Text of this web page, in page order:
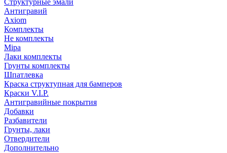
Структурные эмали
Антигравий
Axiom
Комплекты
Не комплекты
Mipa
Лаки комплекты
Грунты комплекты
Шпатлевка
Краска структупная для бамперов
Краски V.I.P.
Антигравийные покрытия
Добавки
Разбавители
Грунты, лаки
Отвердители
Дополнительно